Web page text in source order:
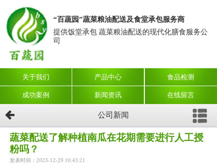
“百蔬园”蔬菜粮油配送及食堂承包服务商
提供饭堂承包 蔬菜粮油配送的现代化膳食服务公
司
关于我们 产品中心 食品检测
成功案例 新闻资讯 在线留言
公司新闻
蔬菜配送了解种植南瓜在花期需要进行人工授
粉吗？
发表时间：2023-12-29 10:43:21